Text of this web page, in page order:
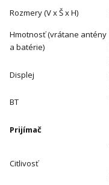
Rozmery (V x Š x H)
Hmotnosť (vrátane antény
a batérie)
Displej
BT
Prijímač
Citlivosť